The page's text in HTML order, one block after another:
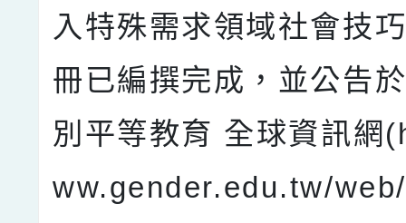
入特殊需求領域社會技
冊已編撰完成，並公告
別平等教育 全球資訊網
ww.gender.edu.tw/